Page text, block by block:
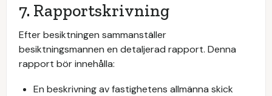
7. Rapportskrivning
Efter besiktningen sammanställer
besiktningsmannen en detaljerad rapport. Denna
rapport bör innehålla:
En beskrivning av fastighetens allmänna skick